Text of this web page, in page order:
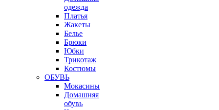
одежда
Платья
Жакеты
Белье
Брюки
Юбки
Трикотаж
Костюмы
ОБУВЬ
Мокасины
Домашняя
обувь